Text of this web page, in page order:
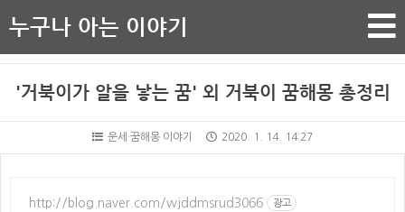
누구나 아는 이야기
'거북이가 알을 낳는 꿈' 외 거북이 꿈해몽 총정리
운세·꿈해몽 이야기 2020. 1. 14. 14:27
http://blog.naver.com/wjddmsrud3066 광고